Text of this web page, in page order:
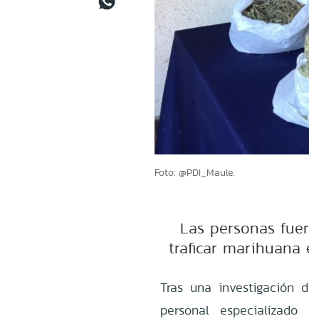
Foto: @PDI_Maule.
Las personas
traficar marihuana
Tras una investigación
personal